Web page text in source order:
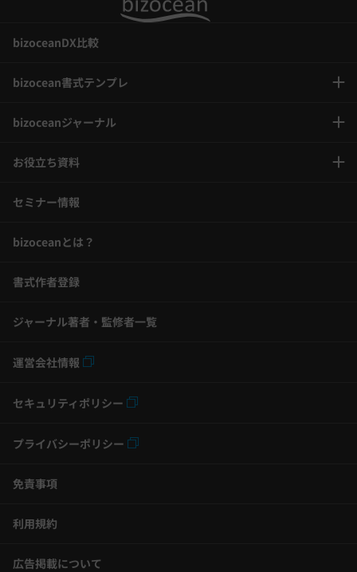
bizoceanDX比較
bizocean書式テンプレ
bizoceanジャーナル
お役立ち資料
セミナー情報
bizoceanとは？
書式作者登録
ジャーナル著者・監修者一覧
運営会社情報
セキュリティポリシー
プライバシーポリシー
免責事項
利用規約
広告掲載について